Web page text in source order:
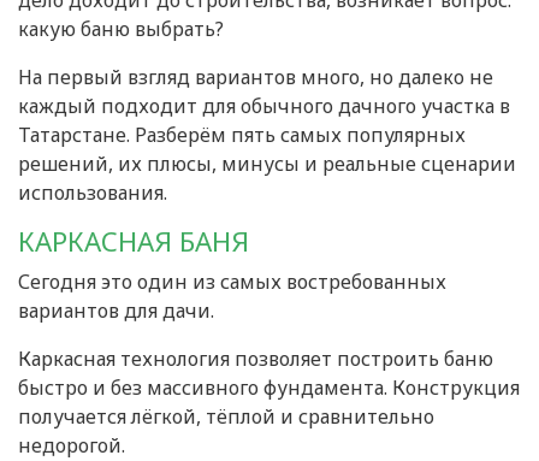
какую баню выбрать?
На первый взгляд вариантов много, но далеко не
каждый подходит для обычного дачного участка в
Татарстане. Разберём пять самых популярных
решений, их плюсы, минусы и реальные сценарии
использования.
КАРКАСНАЯ БАНЯ
Сегодня это один из самых востребованных
вариантов для дачи.
Каркасная технология позволяет построить баню
быстро и без массивного фундамента. Конструкция
получается лёгкой, тёплой и сравнительно
недорогой.